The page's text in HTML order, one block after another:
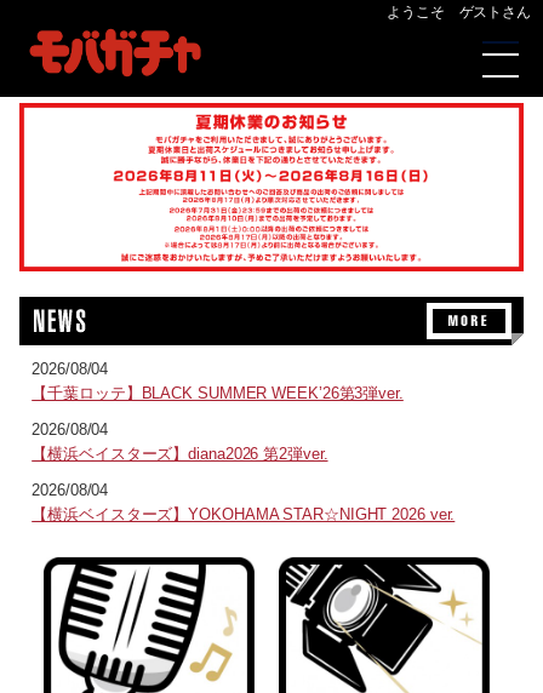
ようこそ ゲストさん
2026/08/04
【千葉ロッテ】BLACK SUMMER WEEK’26第3弾ver.
2026/08/04
【横浜ベイスターズ】diana2026 第2弾ver.
2026/08/04
【横浜ベイスターズ】YOKOHAMA STAR☆NIGHT 2026 ver.